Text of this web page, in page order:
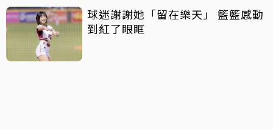
球迷謝謝她「留在樂天」 籃籃感動
到紅了眼眶